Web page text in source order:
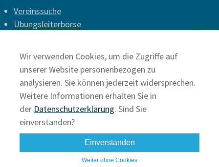
Vereinssuche
Übungsleiterbörse
Presse
Datenschutz
Wir verwenden Cookies, um die Zugriffe auf
unserer Website personenbezogen zu
analysieren. Sie können jederzeit widersprechen.
Weitere Informationen erhalten Sie in
der Datenschutzerklärung. Sind Sie
einverstanden?
Einverstanden
Weiter ohne Cookies